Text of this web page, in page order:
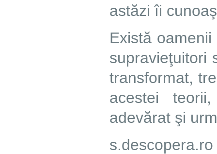
astăzi îi
Există
supravieţuitori
transformat,
acestei
adevărat şi
s.descopera.ro